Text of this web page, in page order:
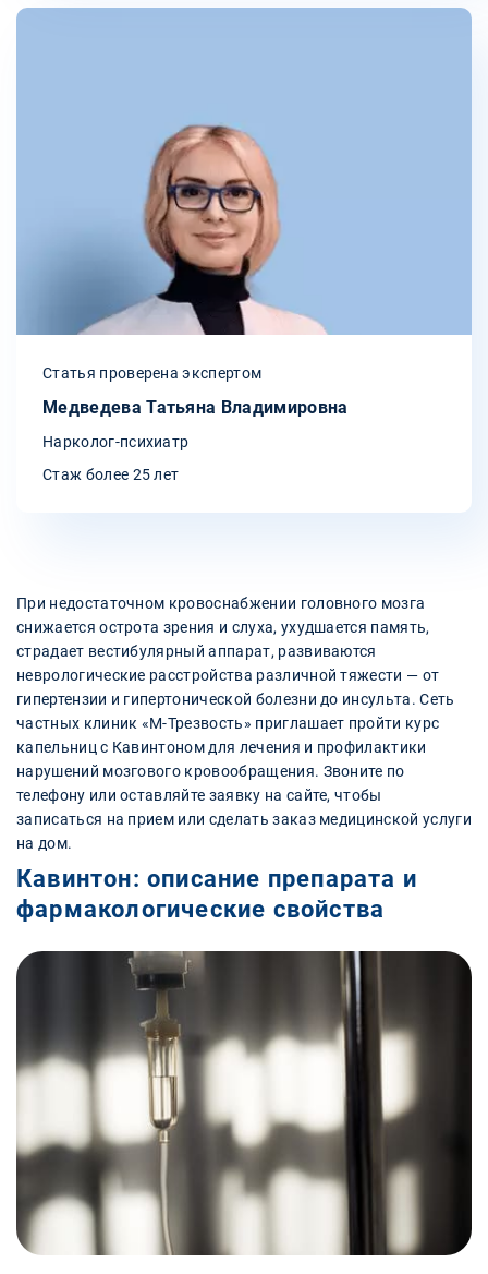
Статья проверена экспертом
Медведева Татьяна Владимировна
Нарколог-психиатр
Стаж более 25 лет
При недостаточном кровоснабжении головного мозга
снижается острота зрения и слуха, ухудшается память,
страдает вестибулярный аппарат, развиваются
неврологические расстройства различной тяжести — от
гипертензии и гипертонической болезни до инсульта. Сеть
частных клиник «М-Трезвость» приглашает пройти курс
капельниц с Кавинтоном для лечения и профилактики
нарушений мозгового кровообращения. Звоните по
телефону или оставляйте заявку на сайте, чтобы
записаться на прием или сделать заказ медицинской услуги
на дом.
Кавинтон: описание препарата и
фармакологические свойства